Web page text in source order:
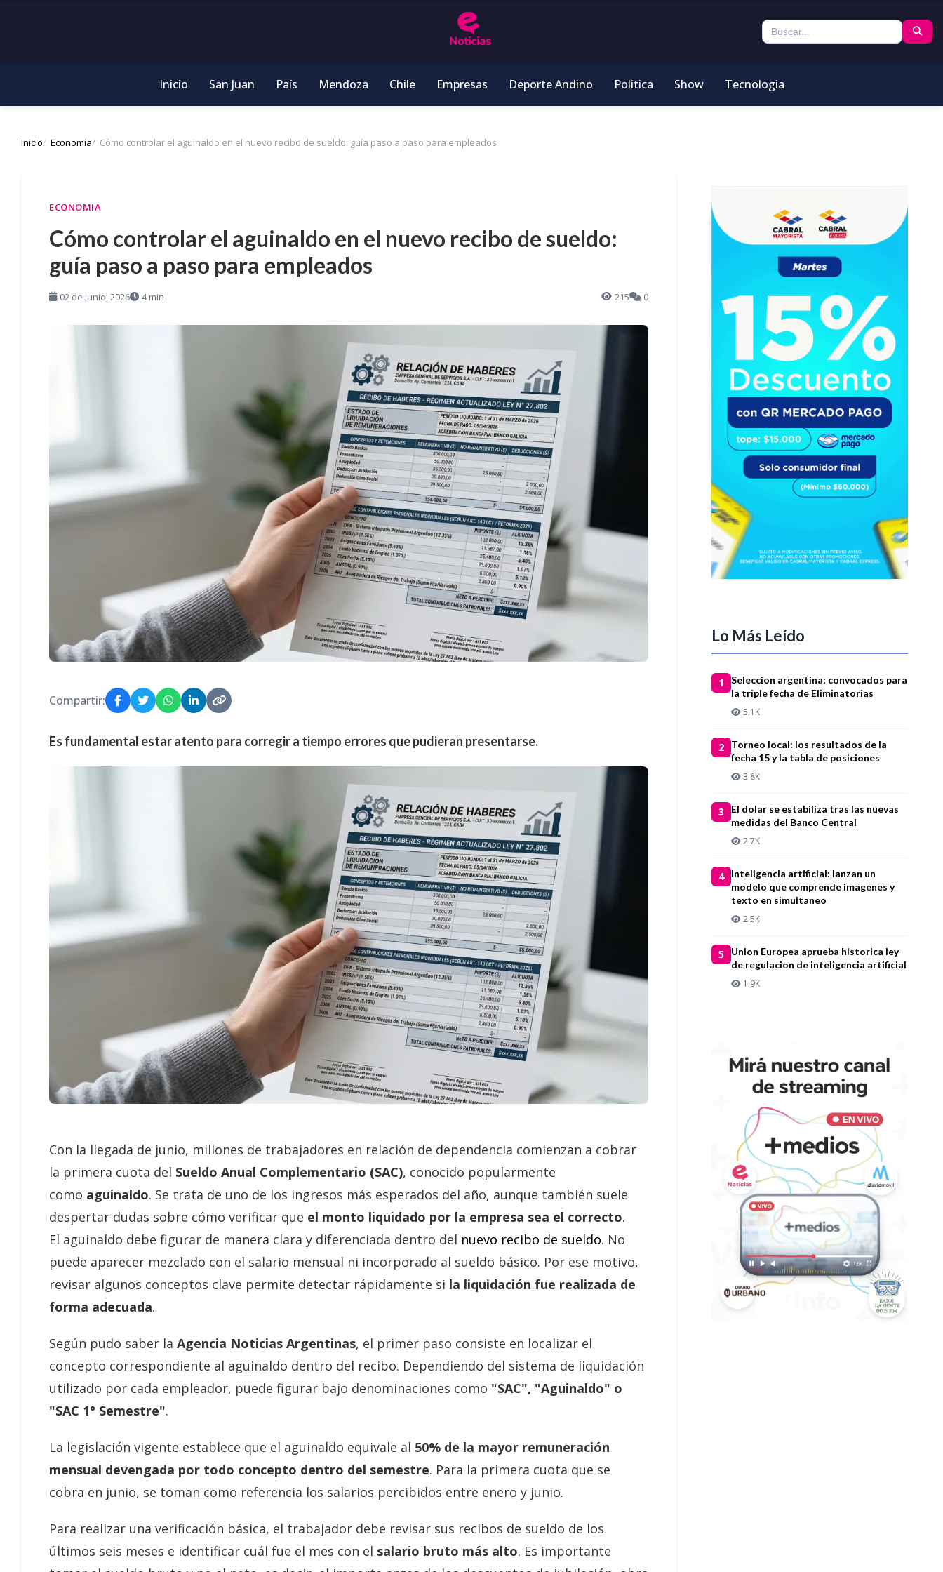
Inicio San Juan País Mendoza Chile Empresas Deporte Andino Politica Show Tecnologia
Inicio Economia Cómo controlar el aguinaldo en el nuevo recibo de sueldo: guía paso a paso para empleados
ECONOMIA
Cómo controlar el aguinaldo en el nuevo recibo de sueldo:
guía paso a paso para empleados
02 de junio, 2026 4 min 215 0
Compartir:
Es fundamental estar atento para corregir a tiempo errores que pudieran presentarse.
Con la llegada de junio, millones de trabajadores en relación de dependencia comienzan a cobrar
la primera cuota del Sueldo Anual Complementario (SAC), conocido popularmente
como aguinaldo. Se trata de uno de los ingresos más esperados del año, aunque también suele
despertar dudas sobre cómo verificar que el monto liquidado por la empresa sea el correcto.
El aguinaldo debe figurar de manera clara y diferenciada dentro del nuevo recibo de sueldo. No
puede aparecer mezclado con el salario mensual ni incorporado al sueldo básico. Por ese motivo,
revisar algunos conceptos clave permite detectar rápidamente si la liquidación fue realizada de
forma adecuada.
Según pudo saber la Agencia Noticias Argentinas, el primer paso consiste en localizar el
concepto correspondiente al aguinaldo dentro del recibo. Dependiendo del sistema de liquidación
utilizado por cada empleador, puede figurar bajo denominaciones como "SAC", "Aguinaldo" o
"SAC 1° Semestre".
La legislación vigente establece que el aguinaldo equivale al 50% de la mayor remuneración
mensual devengada por todo concepto dentro del semestre. Para la primera cuota que se
cobra en junio, se toman como referencia los salarios percibidos entre enero y junio.
Para realizar una verificación básica, el trabajador debe revisar sus recibos de sueldo de los
últimos seis meses e identificar cuál fue el mes con el salario bruto más alto. Es importante
Lo Más Leído
1
Seleccion argentina: convocados para
la triple fecha de Eliminatorias
5.1K
2
Torneo local: los resultados de la
fecha 15 y la tabla de posiciones
3.8K
3
El dolar se estabiliza tras las nuevas
medidas del Banco Central
2.7K
4
Inteligencia artificial: lanzan un
modelo que comprende imagenes y
texto en simultaneo
2.5K
5
Union Europea aprueba historica ley
de regulacion de inteligencia artificial
1.9K